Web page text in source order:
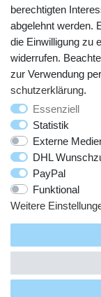
berechtigten
abgelehnt werden.
die Einwilligung zu
widerrufen.
zur Verwendung
schutz­erklärung.
Essenziell
Statistik
Externe
DHL
PayPal
Funktional
Weitere